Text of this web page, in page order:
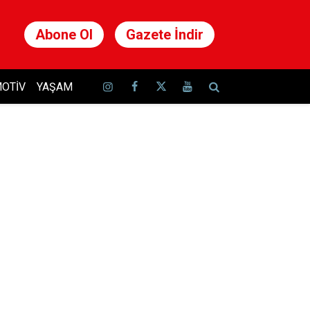
Abone Ol Gazete İndir
YAŞAM